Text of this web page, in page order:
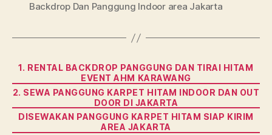
Backdrop Dan Panggung Indoor area Jakarta
Categories
1. RENTAL BACKDROP PANGGUNG DAN TIRAI HITAM
EVENT AHM KARAWANG
2. SEWA PANGGUNG KARPET HITAM INDOOR DAN OUT
DOOR DI JAKARTA
DISEWAKAN PANGGUNG KARPET HITAM SIAP KIRIM
AREA JAKARTA